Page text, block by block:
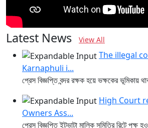
Latest News View All
The illegal
Karnaphuli i...
প্রেস বিজ্ঞপ্তি বন্দর রক্ষক হয়ে ভক্ষকের ভূমিকায়
High Court
Owners Ass...
প্রেস বিজ্ঞপ্তি ইটভাটা মালিক সমিতির রিটে